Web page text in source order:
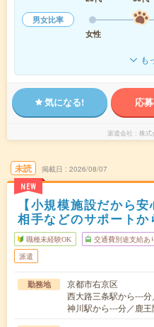
男女比率
女性
も
気になる! 応
派遣会社 株式
未読
NEW
掲載日 2026/08/07
【小規模施設だから
相手などのサポートか
職種未経験OK 交通費別途支給あ
派遣
勤務地
京都市右京区
西大路三条駅から---
神川駅から---分／鹿